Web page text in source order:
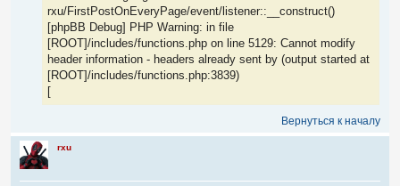
rxu/FirstPostOnEveryPage/event/listener::__construct()
[phpBB Debug] PHP Warning: in file
[ROOT]/includes/functions.php on line 5129: Cannot modify
header information - headers already sent by (output started at
[ROOT]/includes/functions.php:3839)
[
Вернуться к началу
rxu